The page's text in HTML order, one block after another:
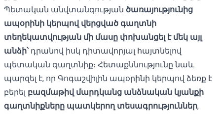
Պետական ​​անվտանգության ծառայությունից
ապօրինի կերպով վերցված գաղտնի
տեղեկատվության մի մասը փոխանցել է մեկ այլ
անձի՝դրանով իսկ դիտավորյալ հայտնելով
պետական ​​գաղտնիք։ Հետաքննությունը նաև
պարզել է, որ Գոգաշվիլին ապօրինի կերպով ձեռք է
բերել բազմաթիվ մարդկանց անձնական կյանքի
գաղտնիքները պատկերող տեսագրություններ,